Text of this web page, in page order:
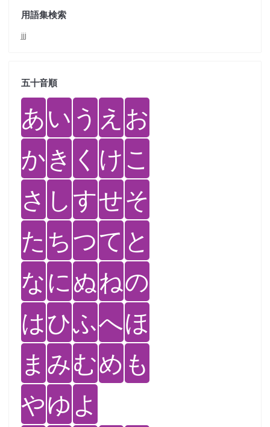
用語集検索
jjj
五十音順
あい う え お
かき く けこ
さ しすせそ
た ちつて と
なにぬねの
はひふへほ
ま みむめ も
やゆ よ